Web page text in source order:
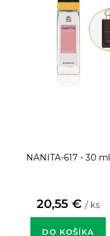
NANITA-617 - 30 ml
20,55 € / ks
DO KOŠÍKA